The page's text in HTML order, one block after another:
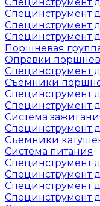
Специнструмент
Специнструмент
Специнструмент
Поршневая
Оправки
Специнструмент
Съемники
Специнструмент
Специнструмент
Система
Специнструмент
Съемники
Система питания
Специнструмент
Специнструмент
Специнструмент
Специнструмент